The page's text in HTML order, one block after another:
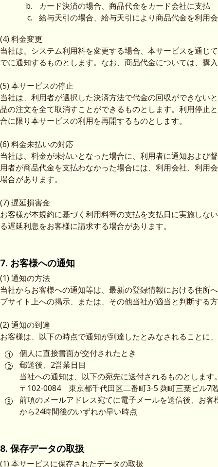
カード決済の場合、商品代金をカード会社に支払
給与天引の場合、給与天引により商品代金を利用
(4) 料金変更
当社は、システム利用料を変更する場合、本サービスを通じ
でに通知するものとします。なお、商品代金については、購
(5) 本サービスの停止
当社は、利用者が選択した決済方法で代金の回収ができない
品の注文を全て取消すことができるものとします。利用停止
合に限り本サービスの利用を再開するものとします。
(6) 料金未払いの対応
当社は、料金が未払いとなった場合に、利用者に通知および
用者が商品代金を支払わなかった場合には、利用会社、利用
場合があります。
(7) 遅延損害金
お客様が本規約に基づく利用料等の支払を支払日に実施しな
る遅延利息をお客様に請求する場合があります。
7. お客様への通知
(1) 通知の方法
当社からお客様への通知等は、最新の登録情報における住所
ブサイト上への掲示、または、その他当社が適当と判断する
(2) 通知の到達
お客様は、以下の時点で通知が到達したとみなされることに
個人に直接書面が交付されたとき
郵送後、2営業日目
当社への通知は、以下の宛先に送付されるものとします
〒102-0084 東京都千代田区二番町3-5 麹町三葉ビル7
前項のメールアドレス宛てに電子メールを送信後、お
から24時間後のいずれか早い時点
8. 保存データの取扱
(1) 本サービスに保存されたデータの取扱